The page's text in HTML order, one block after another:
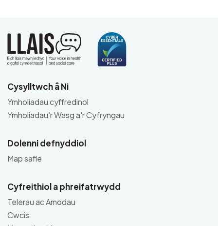
Cysylltwch â Ni
Ymholiadau cyffredinol
Ymholiadau'r Wasg a'r Cyfryngau
Dolenni defnyddiol
Map safle
Cyfreithiol a phreifatrwydd
Telerau ac Amodau
Cwcis